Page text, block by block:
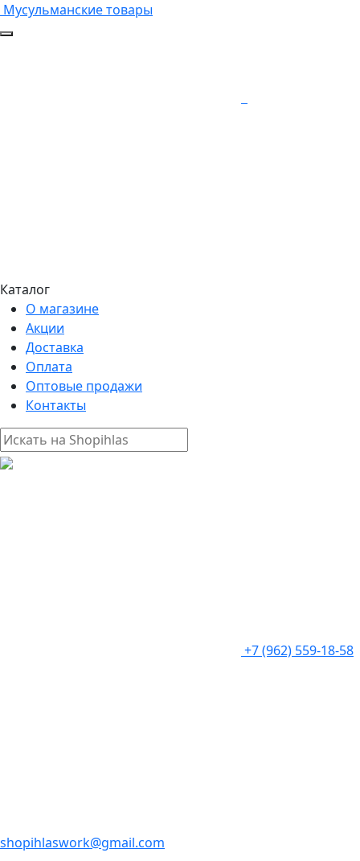
Мусульманские товары
Каталог
О магазине
Акции
Доставка
Оплата
Оптовые продажи
Контакты
+7 (962) 559-18-58
shopihlaswork@gmail.com